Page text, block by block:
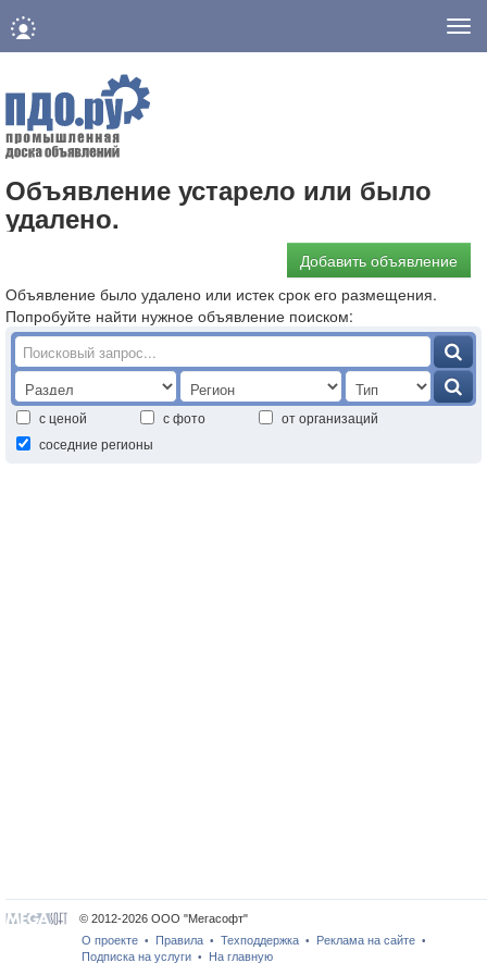
Объявление устарело или было
удалено.
Добавить объявление
Объявление было удалено или истек срок его размещения.
Попробуйте найти нужное объявление поиском:
с ценой с фото
от организаций
соседние регионы
© 2012-2026 ООО "Мегасофт"
О проекте • Правила • Техподдержка • Реклама на сайте •
Подписка на услуги • На главную